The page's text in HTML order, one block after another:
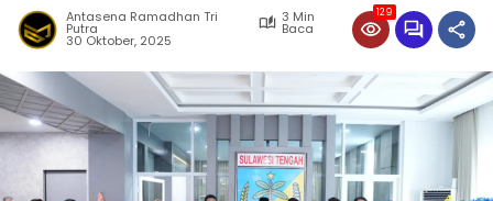
Antasena Ramadhan Tri
Putra
3 Min
Baca
30 Oktober, 2025
129